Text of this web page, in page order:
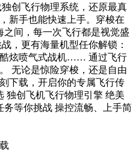
创飞行物理系统，还原最真
新手也能快速上手。穿梭在
间，每一次飞行都是视觉盛
，更有海量机型任你解锁：
炫喷气式战机…… 通过飞行
无论是惊险穿梭，还是自由
下载，开启你的专属飞行传
独创飞机飞行物理引擎 绝美
等你挑战 操控流畅、上手简